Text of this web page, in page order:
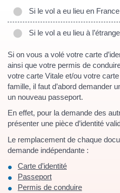
Si le vol a eu lieu en France
Si le vol a eu lieu à
Si on vous a volé votre carte
ainsi que votre permis de
votre carte Vitale et/ou votre
famille, il faut d’abord demander
un nouveau passeport.
En effet, pour la demande des
présenter une pièce d’identité
Le remplacement de chaque
demande indépendante :
Carte d’identité
Passeport
Permis de conduire